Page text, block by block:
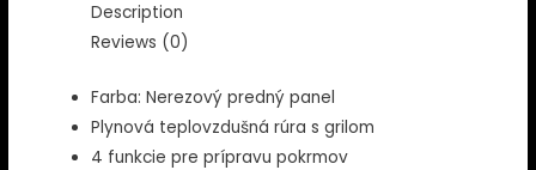
teplovzdušná
grilom
quantity
Description
Reviews (0)
Farba: Nerezový predný panel
Plynová teplovzdušná rúra s grilom
4 funkcie pre prípravu pokrmov